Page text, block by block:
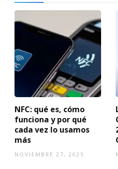
NFC: qué es, cómo
funciona y por qué
cada vez lo usamos
más
NOVIEMBRE 27, 2025